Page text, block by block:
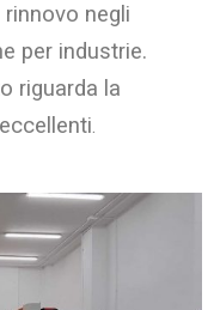
rinnovo negli
per industrie.
riguarda la
.